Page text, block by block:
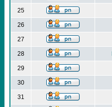
25
26
27
28
29
30
31